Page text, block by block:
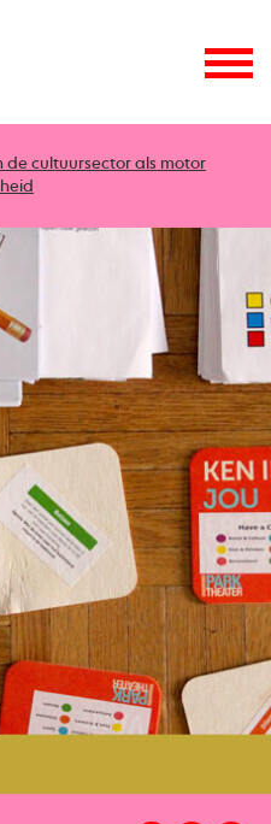
de cultuursector als motor